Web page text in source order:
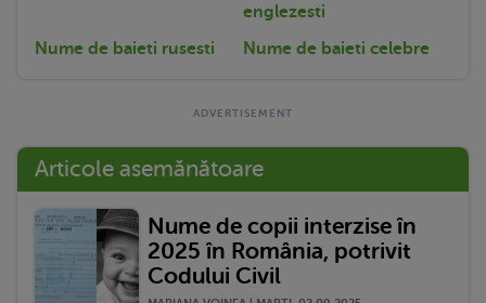
englezesti
Nume de baieti rusesti
Nume de baieti celebre
Articole asemănătoare
Nume de copii interzise în
2025 în România, potrivit
Codului Civil